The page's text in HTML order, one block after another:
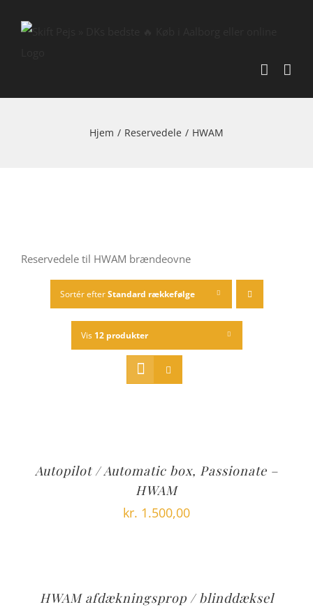
Hjem / Reservedele / HWAM
Reservedele til HWAM brændeovne
Sortér efterStandard rækkefølge
Vis 12 produkter
Autopilot / Automatic box, Passionate –
HWAM
kr. 1.500,00
HWAM afdækningsprop / blinddæksel